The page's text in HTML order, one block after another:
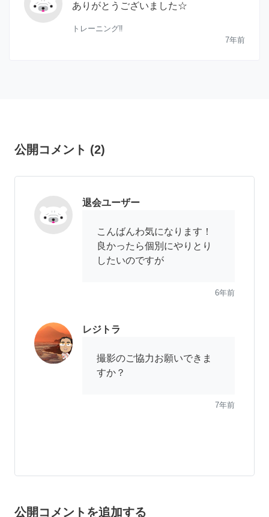
ありがとうございました☆
トレーニング‼︎
7年前
公開コメント (2)
退会ユーザー
こんばんわ気になります！
良かったら個別にやりとり
したいのですが
6年前
レジトラ
撮影のご協力お願いできま
すか？
7年前
公開コメントを追加する